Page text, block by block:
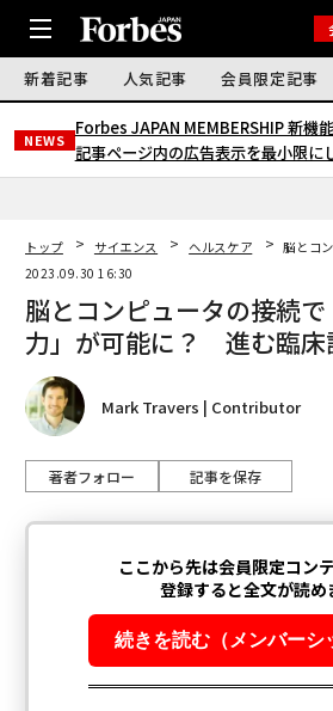
新着記事 人気記事 会員限定記事
NEWS
Forbes JAPAN MEMBERSHIP 新機能
記事ページ内の広告表示を最小限に
トップ サイエンス ヘルスケア
脳とコ
2023.09.30 16:30
脳とコンピュータの接続
力」が可能に？ 進む臨床
Mark Travers | Contributor
著者フォロー 記事を保存